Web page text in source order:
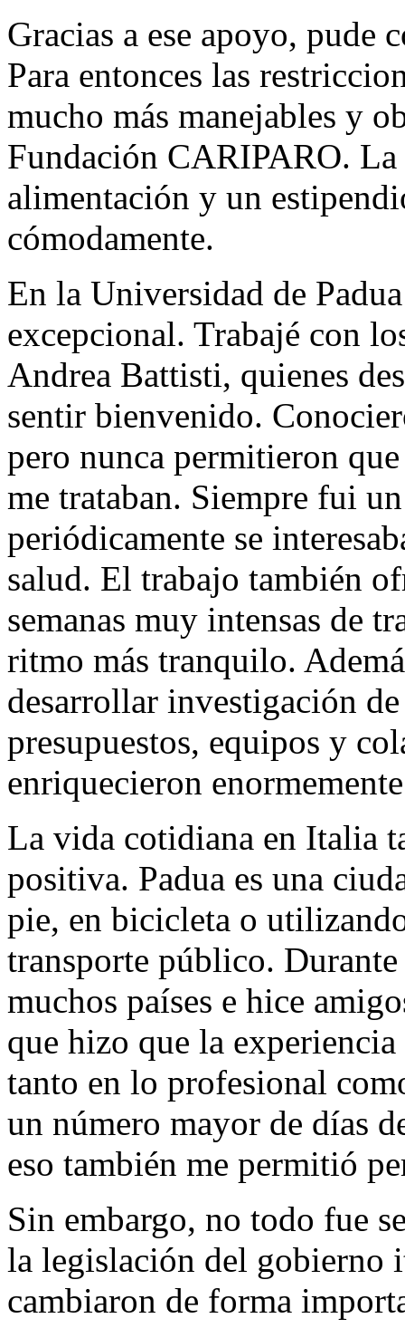
Gracias a ese apoyo,
Para entonces las
mucho más manejables y
Fundación CARIPARO.
alimentación y un
cómodamente.
En la Universidad de
excepcional. Trabajé con
Andrea Battisti, quienes
sentir bienvenido.
pero nunca permitieron
me trataban. Siempre fui
periódicamente se
salud. El trabajo también
semanas muy intensas de
ritmo más tranquilo.
desarrollar investigación
presupuestos, equipos y
enriquecieron
La vida cotidiana en Italia
positiva. Padua es una
pie, en bicicleta o
transporte público. Durante
muchos países e hice
que hizo que la
tanto en lo profesional
un número mayor de días
eso también me permitió
Sin embargo, no todo fue
la legislación del gobierno
cambiaron de forma